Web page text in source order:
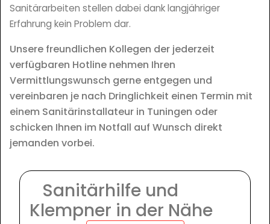
Sanitärarbeiten stellen dabei dank langjähriger
Erfahrung kein Problem dar.
Unsere freundlichen Kollegen der jederzeit
verfügbaren Hotline nehmen Ihren
Vermittlungswunsch gerne entgegen und
vereinbaren je nach Dringlichkeit einen Termin mit
einem Sanitärinstallateur in Tuningen oder
schicken Ihnen im Notfall auf Wunsch direkt
jemanden vorbei.
Sanitärhilfe und
Klempner in der Nähe